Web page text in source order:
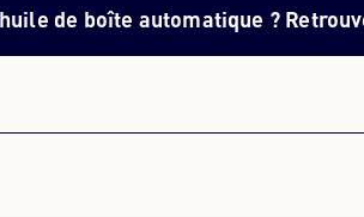
boîte automatique ? Retrouvez ici